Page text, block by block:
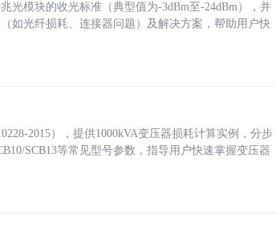
光模块的收光标准（典型值为-3dBm至-24dBm），并
如光纤损耗、连接器问题）及解决方案，帮助用户快
2015），提供1000kVA变压器损耗计算实例，分步
SCB13等常见型号参数，指导用户快速掌握变压器